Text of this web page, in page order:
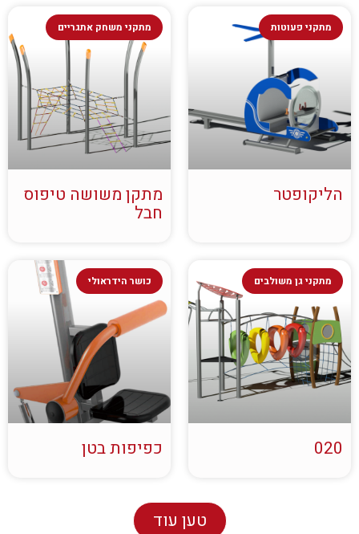
מתקני פעוטות
הליקופטר
מתקני משחק אתגריים
מתקן משושה טיפוס
חבל
מתקני גן משולבים
020
כושר הידראולי
כפיפות בטן
טען עוד